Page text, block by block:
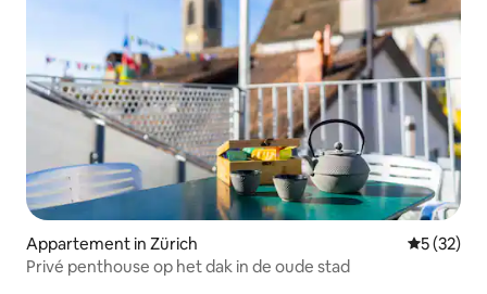
Appartement in Zürich
5 (32)
Privé penthouse op het dak in de oude stad